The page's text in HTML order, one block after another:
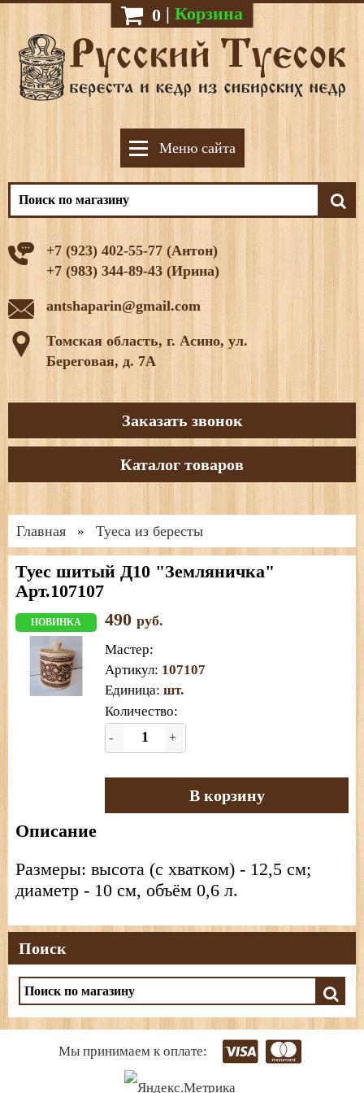
0 | Корзина
Меню сайта
+7 (923) 402-55-77 (Антон)
+7 (983) 344-89-43 (Ирина)
antshaparin@gmail.com
Томская область, г. Асино, ул.
Береговая, д. 7А
Заказать звонок
Каталог товаров
Главная » Туеса из бересты
Туес шитый Д10 "Земляничка"
Арт.107107
НОВИНКА 490 руб.
Мастер:
Артикул: 107107
Единица: шт.
Количество:
- +
В корзину
Описание
Размеры: высота (с хватком) - 12,5 см;
диаметр - 10 см, объём 0,6 л.
Поиск
Мы принимаем к оплате: